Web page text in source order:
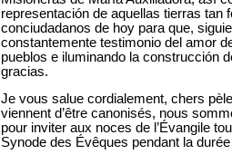
representación de aquellas tierras
conciudadanos de hoy para que,
constantemente testimonio del amor
pueblos e iluminando la construcción
gracias.
Je vous salue cordialement, chers
viennent d’être canonisés, nous
pour inviter aux noces de l’Évangile
Synode des Évêques pendant la